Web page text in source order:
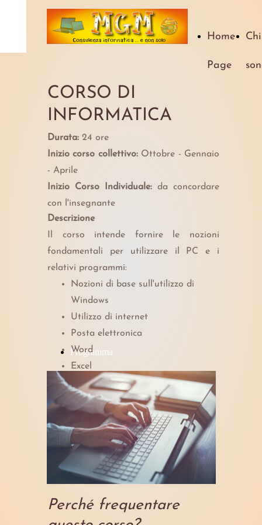
Home
Page
Chi
CORSO DI
INFORMATICA
Durata: 24 ore
Inizio corso collettivo: Ottobre - Gennaio
- Aprile
Inizio Corso Individuale: da concordare
con l'insegnante
Descrizione
Il corso intende fornire le nozioni
fondamentali per utilizzare il PC e i
relativi programmi:
Nozioni di base sull'utilizzo di
Windows
Utilizzo di internet
Posta elettronica
Word
Excel
Programma
Perché frequentare